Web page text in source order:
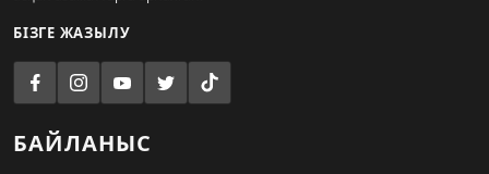
БІЗГЕ ЖАЗЫЛУ
БАЙЛАНЫС